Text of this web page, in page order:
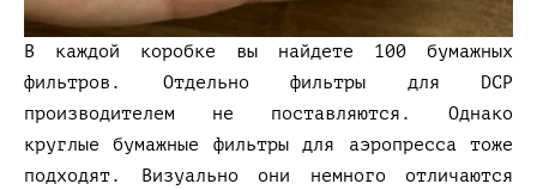
В каждой коробке вы найдете 100 бумажных
фильтров. Отдельно фильтры для DCP
производителем не поставляются. Однако
круглые бумажные фильтры для аэропресса тоже
подходят. Визуально они немного отличаются